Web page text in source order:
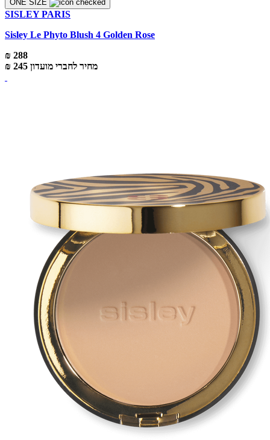
ONE SIZE
SISLEY PARIS
Sisley Le Phyto Blush 4 Golden Rose
₪ 288
₪ 245 מחיר לחברי מועדון